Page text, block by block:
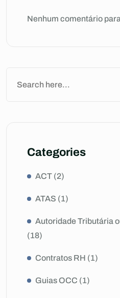
Nenhum comentário
Categories
ACT (2)
ATAS (1)
Autoridade Tributária
(18)
Contratos RH (1)
Guias OCC (1)